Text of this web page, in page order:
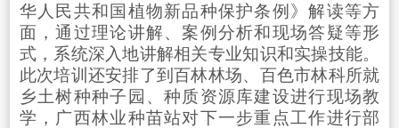
华人民共和国植物新品种保护条例》解读等方
面，通过理论讲解、案例分析和现场答疑等形
式，系统深入地讲解相关专业知识和实操技能。
此次培训还安排了到百林林场、百色市林科所就
乡土树种种子园、种质资源库建设进行现场教
学，广西林业种苗站对下一步重点工作进行部